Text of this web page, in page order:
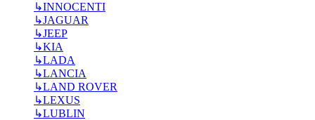
↳INNOCENTI
↳JAGUAR
↳JEEP
↳KIA
↳LADA
↳LANCIA
↳LAND ROVER
↳LEXUS
↳LUBLIN